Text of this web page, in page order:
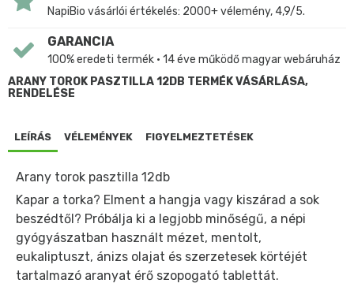
NapiBio vásárlói értékelés: 2000+ vélemény, 4,9/5.
GARANCIA
100% eredeti termék • 14 éve működő magyar webáruház
ARANY TOROK PASZTILLA 12DB TERMÉK VÁSÁRLÁSA,
RENDELÉSE
LEÍRÁS VÉLEMÉNYEK FIGYELMEZTETÉSEK
Arany torok pasztilla 12db
Kapar a torka? Elment a hangja vagy kiszárad a sok
beszédtől? Próbálja ki a legjobb minőségű, a népi
gyógyászatban használt mézet, mentolt,
eukaliptuszt, ánizs olajat és szerzetesek körtéjét
tartalmazó aranyat érő szopogató tablettát.